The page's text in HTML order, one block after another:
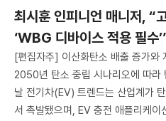
최시훈 인피니언 매니저, “
‘WBG 디바이스 적용 필수
[편집자주] 이산화탄소 배출 증가와
2050년 탄소 중립 시나리오에 따라
날 전기차(EV) 트렌드는 산업계가
서 촉발됐으며, EV 충전 애플리케